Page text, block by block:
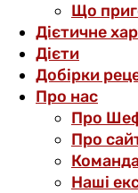
Що
Дієтичне
Дієти
Добірки
Про нас
Про
Про
Наші